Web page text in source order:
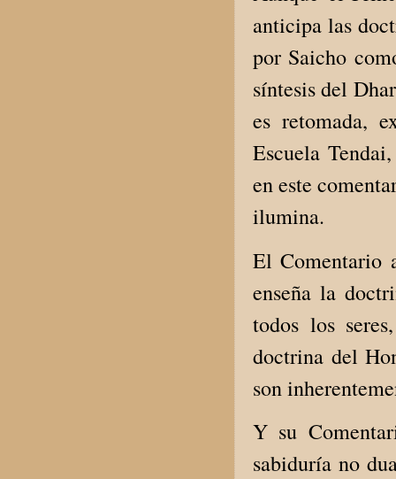
anticipa las
por Saicho
síntesis del
es retomada,
Escuela
en este
ilumina.
El Comentario
enseña la
todos los
doctrina del
son
Y su
sabiduría no